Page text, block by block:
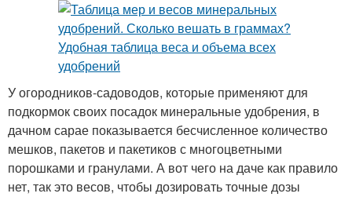
У огородников-садоводов, которые применяют для
подкормок своих посадок минеральные удобрения, в
дачном сарае показывается бесчисленное количество
мешков, пакетов и пакетиков с многоцветными
порошками и гранулами. А вот чего на даче как правило
нет, так это весов, чтобы дозировать точные дозы